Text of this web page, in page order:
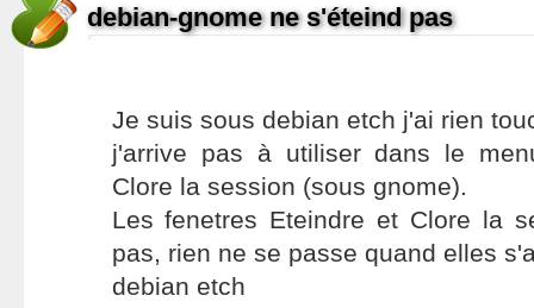
debian-gnome ne s'éteind pas
Je suis sous debian etch j'ai rien
j'arrive pas à utiliser dans le
Clore la session (sous gnome).
Les fenetres Eteindre et Clore la
pas, rien ne se passe quand elles
debian etch